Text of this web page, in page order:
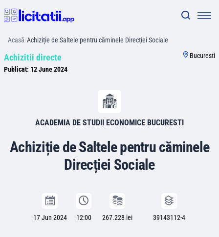
Acasă/Achiziție de Saltele pentru căminele Direcției Sociale
Achizitii directe
Publicat: 12 June 2024
Bucuresti
ACADEMIA DE STUDII ECONOMICE BUCURESTI
Achiziție de Saltele pentru căminele
Direcției Sociale
17 Jun 2024 12:00 267.228 lei 39143112-4